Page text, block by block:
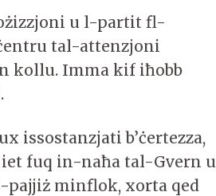
u l-partit fl-
tal-attenzjoni
kollu. Imma kif iħobb
issostanzjati b’ċertezza,
fuq in-naħa tal-Gvern u
pajjiż minflok, xorta qed